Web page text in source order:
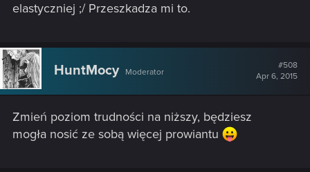
elastyczniej ;/ Przeszkadza mi to.
HuntMocy Moderator
#508
Apr 6, 2015
Zmień poziom trudności na niższy, będziesz
mogła nosić ze sobą więcej prowiantu